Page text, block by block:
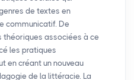
de textes en
communicatif. De
théoriques associées à ce
les pratiques
en créant un nouveau
de la littéracie. La